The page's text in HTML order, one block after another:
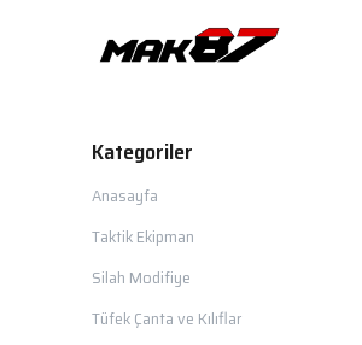
Kategoriler
Anasayfa
Taktik Ekipman
Silah Modifiye
Tüfek Çanta ve Kılıflar